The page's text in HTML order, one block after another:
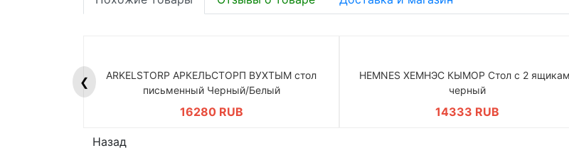
❮
ARKELSTORP АРКЕЛЬСТОРП ВУХТЫМ стол
письменный Черный/Белый
16280 RUB
HEMNES ХЕМНЭС КЫМОР Стол c 2
черный
14333 RUB
Назад